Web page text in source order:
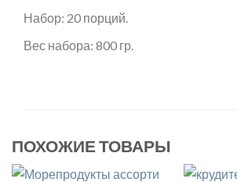
Набор: 20 порций.
Вес набора: 800 гр.
ПОХОЖИЕ ТОВАРЫ